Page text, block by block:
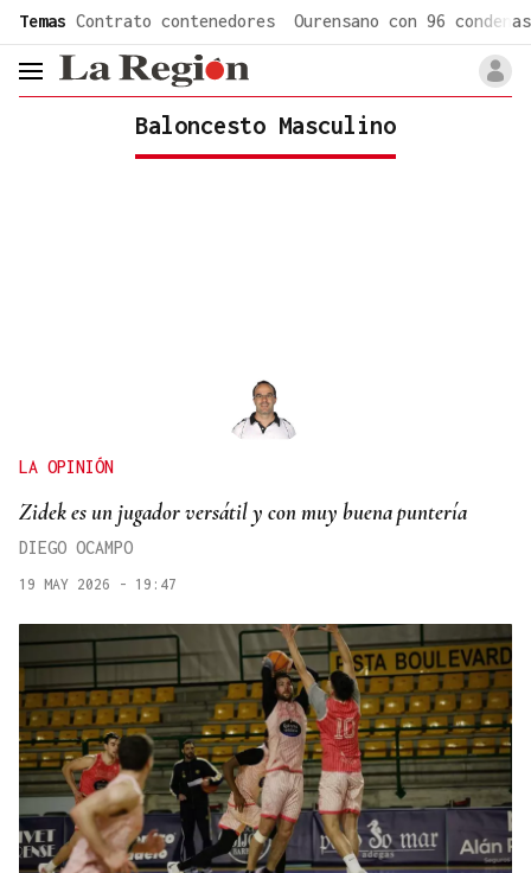
Temas Contrato contenedores Ourensano con 96 condenas
header.menu.open
Baloncesto Masculino
LA OPINIÓN
Zidek es un jugador versátil y con muy buena puntería
DIEGO OCAMPO
19 MAY 2026 - 19:47